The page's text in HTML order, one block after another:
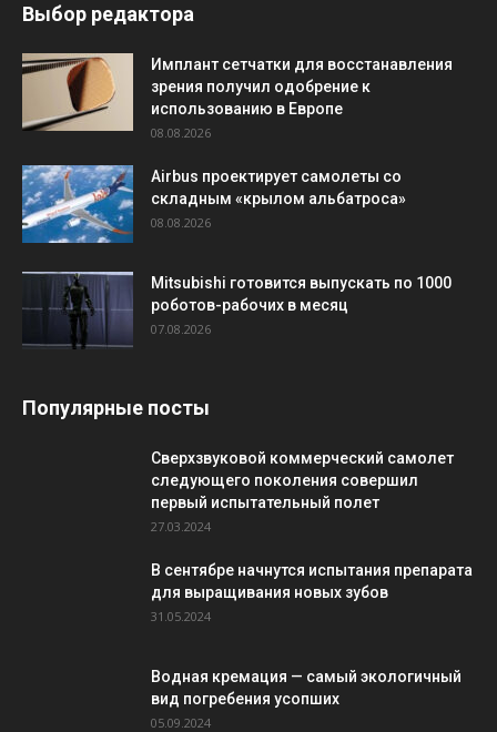
Выбор редактора
Имплант сетчатки для восстанавления
зрения получил одобрение к
использованию в Европе
08.08.2026
Airbus проектирует самолеты со
складным «крылом альбатроса»
08.08.2026
Mitsubishi готовится выпускать по 1000
роботов-рабочих в месяц
07.08.2026
Популярные посты
Сверхзвуковой коммерческий самолет
следующего поколения совершил
первый испытательный полет
27.03.2024
В сентябре начнутся испытания препарата
для выращивания новых зубов
31.05.2024
Водная кремация — самый экологичный
вид погребения усопших
05.09.2024